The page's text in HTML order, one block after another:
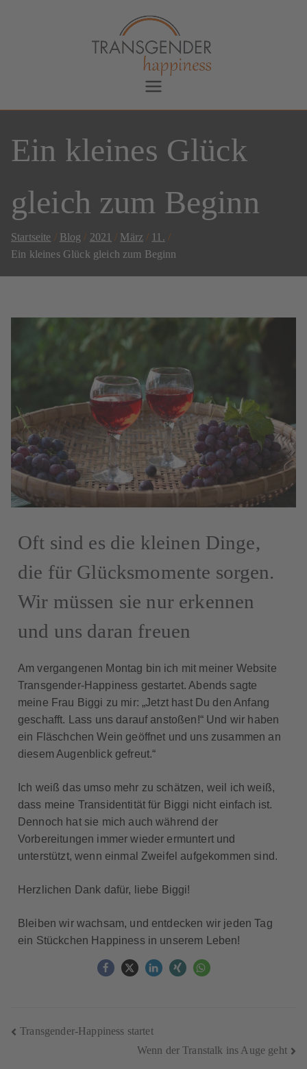
Transgender Happiness
Bianca Dorada
Ein kleines Glück
gleich zum Beginn
Startseite Blog 2021 März
11.
Ein kleines Glück gleich zum Beginn
Oft sind es die kleinen Dinge,
die für Glücksmomente sorgen.
Wir müssen sie nur erkennen
und uns daran freuen
Am vergangenen Montag bin ich mit meiner Website
Transgender-Happiness gestartet. Abends sagte
meine Frau Biggi zu mir: „Jetzt hast Du den Anfang
geschafft. Lass uns darauf anstoßen!“ Und wir haben
ein Fläschchen Wein geöffnet und uns zusammen an
diesem Augenblick gefreut.“
Ich weiß das umso mehr zu schätzen, weil ich weiß,
dass meine Transidentität für Biggi nicht einfach ist.
Dennoch hat sie mich auch während der
Vorbereitungen immer wieder ermuntert und
unterstützt, wenn einmal Zweifel aufgekommen sind.
Herzlichen Dank dafür, liebe Biggi!
Bleiben wir wachsam, und entdecken wir jeden Tag
ein Stückchen Happiness in unserem Leben!
Transgender-Happiness startet
Wenn der Transtalk ins Auge geht